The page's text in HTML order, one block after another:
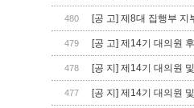
480 [공 고] 제8대 집행부
479 [공 고] 제14기 대의원
478 [공 지] 제14기 대의원
477 [공 지] 제14기 대의원